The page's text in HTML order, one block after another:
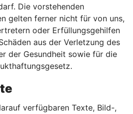
Die vorstehenden
gelten ferner nicht für von uns,
oder Erfüllungsgehilfen
aus der Verletzung des
der Gesundheit sowie für die
verfügbaren Texte, Bild-,